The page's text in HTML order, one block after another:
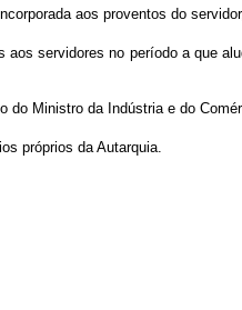
aos proventos do
aos servidores no período a que
do Ministro da Indústria e do
próprios da Autarquia.